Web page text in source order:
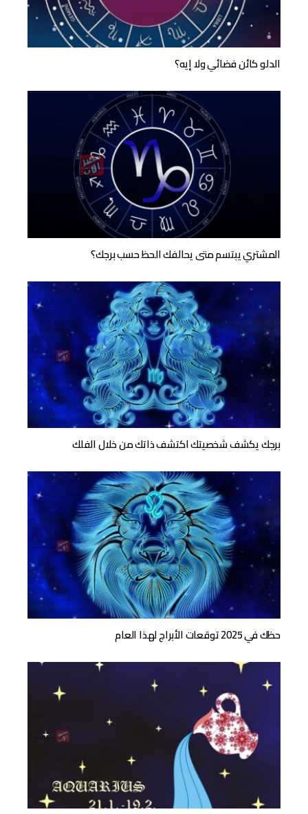
الدلو كائن فضائي ولا إيه؟
المشتري يبتسم متى يحالفك الحظ حسب برجك؟
برجك يكشف شخصيتك اكتشف ذاتك من خلال الفلك
حظك في 2025 توقعات الأبراج لهذا العام